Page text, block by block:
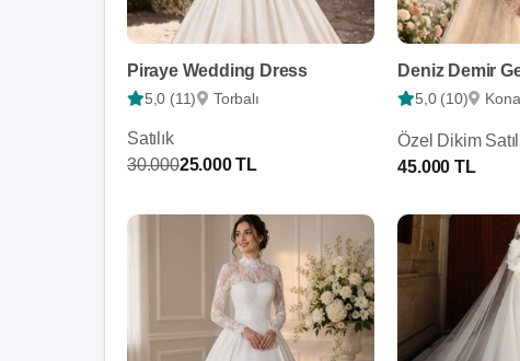
Piraye Wedding Dress
5,0 (11) Torbalı
Satılık
30.00025.000 TL
Deniz Demir
5,0 (10)
Özel Dikim
45.000 TL